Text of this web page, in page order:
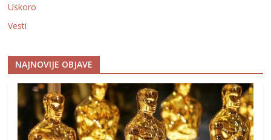
Uskoro
Vesti
NAJNOVIJE OBJAVE